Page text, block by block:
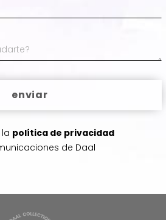
política de privacidad
de Daal